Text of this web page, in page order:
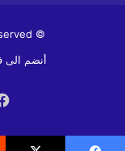
© Copyright 2026, All Rights Reserved |
أنضم الى